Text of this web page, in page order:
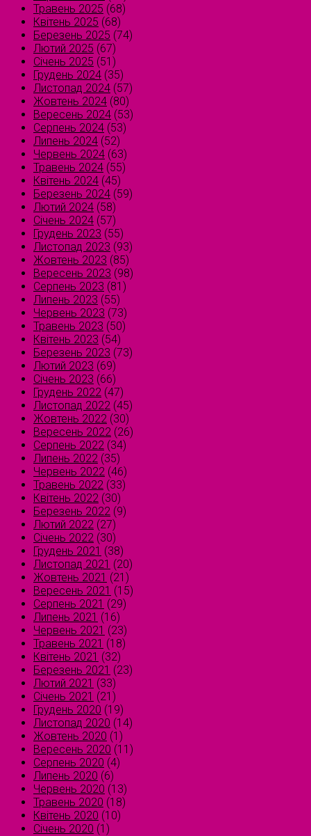
Травень 2025 (68)
Квітень 2025 (68)
Березень 2025 (74)
Лютий 2025 (67)
Січень 2025 (51)
Грудень 2024 (35)
Листопад 2024 (57)
Жовтень 2024 (80)
Вересень 2024 (53)
Серпень 2024 (53)
Липень 2024 (52)
Червень 2024 (63)
Травень 2024 (55)
Квітень 2024 (45)
Березень 2024 (59)
Лютий 2024 (58)
Січень 2024 (57)
Грудень 2023 (55)
Листопад 2023 (93)
Жовтень 2023 (85)
Вересень 2023 (98)
Серпень 2023 (81)
Липень 2023 (55)
Червень 2023 (73)
Травень 2023 (50)
Квітень 2023 (54)
Березень 2023 (73)
Лютий 2023 (69)
Січень 2023 (66)
Грудень 2022 (47)
Листопад 2022 (45)
Жовтень 2022 (30)
Вересень 2022 (26)
Серпень 2022 (34)
Липень 2022 (35)
Червень 2022 (46)
Травень 2022 (33)
Квітень 2022 (30)
Березень 2022 (9)
Лютий 2022 (27)
Січень 2022 (30)
Грудень 2021 (38)
Листопад 2021 (20)
Жовтень 2021 (21)
Вересень 2021 (15)
Серпень 2021 (29)
Липень 2021 (16)
Червень 2021 (23)
Травень 2021 (18)
Квітень 2021 (32)
Березень 2021 (23)
Лютий 2021 (33)
Січень 2021 (21)
Грудень 2020 (19)
Листопад 2020 (14)
Жовтень 2020 (1)
Вересень 2020 (11)
Серпень 2020 (4)
Липень 2020 (6)
Червень 2020 (13)
Травень 2020 (18)
Квітень 2020 (10)
Січень 2020 (1)